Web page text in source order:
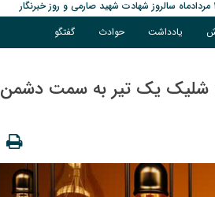
یادداشت حوادث گفتگو
شلیک یک تیر به سمت دشمن